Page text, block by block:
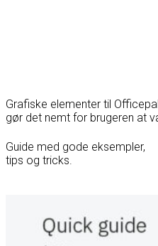
Grafiske elementer til
gør det nemt for brugeren at
Guide med gode eksempler,
tips og tricks.